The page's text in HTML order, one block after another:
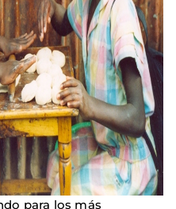
para los más